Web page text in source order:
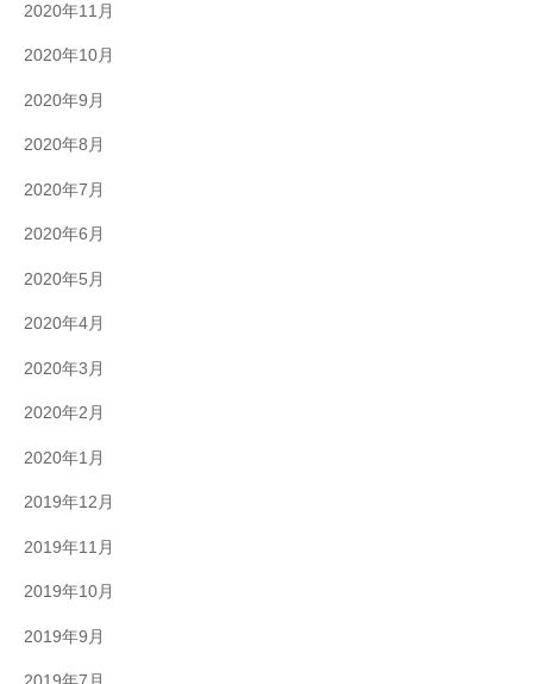
2020年11月
2020年10月
2020年9月
2020年8月
2020年7月
2020年6月
2020年5月
2020年4月
2020年3月
2020年2月
2020年1月
2019年12月
2019年11月
2019年10月
2019年9月